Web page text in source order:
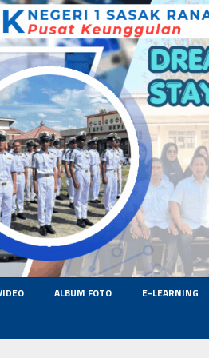
ALBUM FOTO E-LEARNING